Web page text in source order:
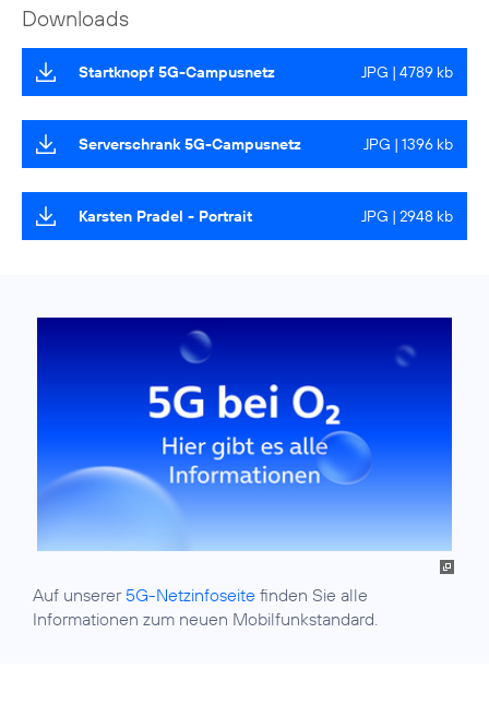
Downloads
Startknopf 5G-Campusnetz JPG | 4789 kb
Serverschrank 5G-Campusnetz JPG | 1396 kb
Karsten Pradel - Portrait JPG | 2948 kb
Auf unserer 5G-Netzinfoseite finden Sie alle
Informationen zum neuen Mobilfunkstandard.